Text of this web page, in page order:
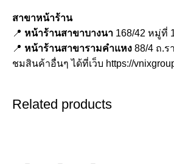
สาขาหน้าร้าน
📍 หน้าร้านสาขาบางนา 168/42 หมู่ที่
📍 หน้าร้านสาขารามคำแหง 88/4 ถ.
ชมสินค้าอื่นๆ ได้ที่เว็บ https://
Related products